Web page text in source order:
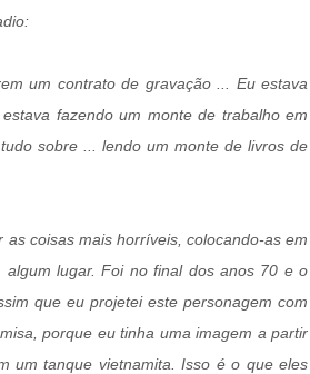
um contrato de gravação ... Eu estava
fazendo um monte de trabalho em
sobre ... lendo um monte de livros de
coisas mais horríveis, colocando-as em
lugar. Foi no final dos anos 70 e o
que eu projetei este personagem com
porque eu tinha uma imagem a partir
um tanque vietnamita. Isso é o que eles